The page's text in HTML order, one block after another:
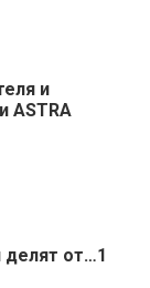
и
ASTRA
делят от…1